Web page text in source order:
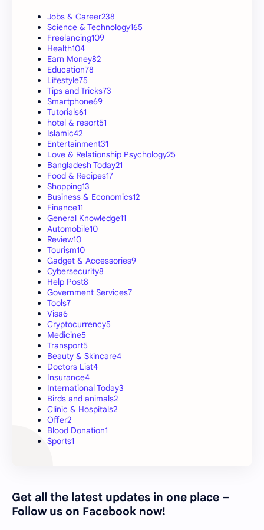
Jobs & Career238
Science & Technology165
Freelancing109
Health104
Earn Money82
Education78
Lifestyle75
Tips and Tricks73
Smartphone69
Tutorials61
hotel & resort51
Islamic42
Entertainment31
Love & Relationship Psychology25
Bangladesh Today21
Food & Recipes17
Shopping13
Business & Economics12
Finance11
General Knowledge11
Automobile10
Review10
Tourism10
Gadget & Accessories9
Cybersecurity8
Help Post8
Government Services7
Tools7
Visa6
Cryptocurrency5
Medicine5
Transport5
Beauty & Skincare4
Doctors List4
Insurance4
International Today3
Birds and animals2
Clinic & Hospitals2
Offer2
Blood Donation1
Sports1
Get all the latest updates in one place –
Follow us on Facebook now!